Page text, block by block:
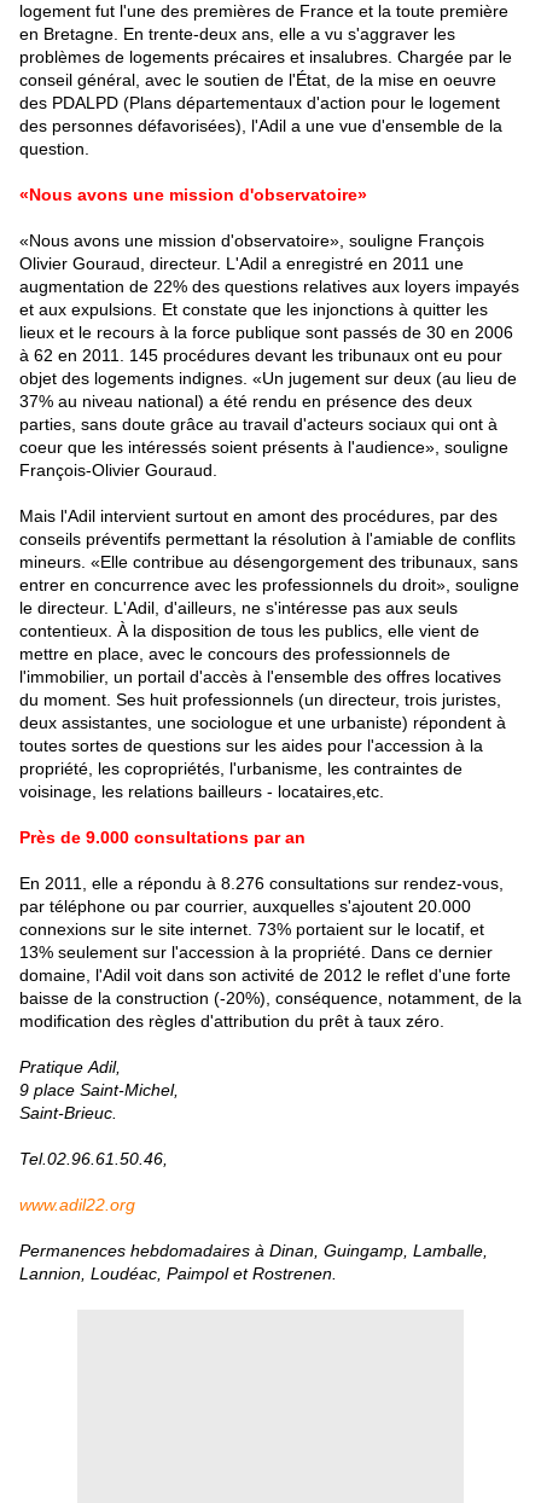
logement fut l'une des premières de France et la toute première
en Bretagne. En trente-deux ans, elle a vu s'aggraver les
problèmes de logements précaires et insalubres. Chargée par le
conseil général, avec le soutien de l'État, de la mise en oeuvre
des PDALPD (Plans départementaux d'action pour le logement
des personnes défavorisées), l'Adil a une vue d'ensemble de la
question.
«Nous avons une mission d'observatoire»
«Nous avons une mission d'observatoire», souligne François
Olivier Gouraud, directeur. L'Adil a enregistré en 2011 une
augmentation de 22% des questions relatives aux loyers impayés
et aux expulsions. Et constate que les injonctions à quitter les
lieux et le recours à la force publique sont passés de 30 en 2006
à 62 en 2011. 145 procédures devant les tribunaux ont eu pour
objet des logements indignes. «Un jugement sur deux (au lieu de
37% au niveau national) a été rendu en présence des deux
parties, sans doute grâce au travail d'acteurs sociaux qui ont à
coeur que les intéressés soient présents à l'audience», souligne
François-Olivier Gouraud.
Mais l'Adil intervient surtout en amont des procédures, par des
conseils préventifs permettant la résolution à l'amiable de conflits
mineurs. «Elle contribue au désengorgement des tribunaux, sans
entrer en concurrence avec les professionnels du droit», souligne
le directeur. L'Adil, d'ailleurs, ne s'intéresse pas aux seuls
contentieux. À la disposition de tous les publics, elle vient de
mettre en place, avec le concours des professionnels de
l'immobilier, un portail d'accès à l'ensemble des offres locatives
du moment. Ses huit professionnels (un directeur, trois juristes,
deux assistantes, une sociologue et une urbaniste) répondent à
toutes sortes de questions sur les aides pour l'accession à la
propriété, les copropriétés, l'urbanisme, les contraintes de
voisinage, les relations bailleurs - locataires,etc.
Près de 9.000 consultations par an
En 2011, elle a répondu à 8.276 consultations sur rendez-vous,
par téléphone ou par courrier, auxquelles s'ajoutent 20.000
connexions sur le site internet. 73% portaient sur le locatif, et
13% seulement sur l'accession à la propriété. Dans ce dernier
domaine, l'Adil voit dans son activité de 2012 le reflet d'une forte
baisse de la construction (-20%), conséquence, notamment, de la
modification des règles d'attribution du prêt à taux zéro.
Pratique Adil,
9 place Saint-Michel,
Saint-Brieuc.
Tel.02.96.61.50.46,
www.adil22.org
Permanences hebdomadaires à Dinan, Guingamp, Lamballe,
Lannion, Loudéac, Paimpol et Rostrenen.